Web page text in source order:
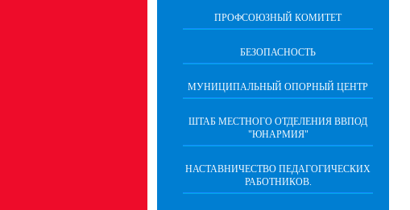
ПРОФСОЮЗНЫЙ КОМИТЕТ
БЕЗОПАСНОСТЬ
МУНИЦИПАЛЬНЫЙ ОПОРНЫЙ ЦЕНТР
ШТАБ МЕСТНОГО ОТДЕЛЕНИЯ ВВПОД
"ЮНАРМИЯ"
НАСТАВНИЧЕСТВО ПЕДАГОГИЧЕСКИХ
РАБОТНИКОВ.